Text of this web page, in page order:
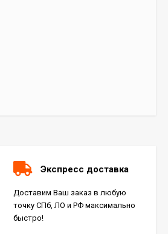
Экспресс доставка
Доставим Ваш заказ в любую
точку СПб, ЛО и РФ максимально
быстро!